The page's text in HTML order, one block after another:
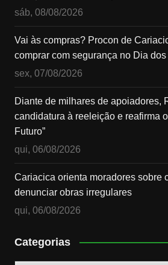
sáb, 08/08/2026
Vai às compras? Procon de
comprar com segurança no Dia
sex, 07/08/2026
Diante de milhares de apoiadores,
candidatura à reeleição e reafirma
Futuro”
qui, 06/08/2026
Cariacica orienta moradores sobre
denunciar obras irregulares
qui, 06/08/2026
Categorias